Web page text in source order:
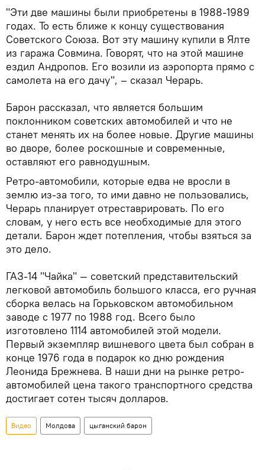
"Эти две машины были приобретены в 1988-1989
годах. То есть ближе к концу существования
Советского Союза. Вот эту машину купили в Ялте
из гаража Совмина. Говорят, что на этой машине
ездил Андропов. Его возили из аэропорта прямо с
самолета на его дачу", – сказал Черарь.
Барон рассказал, что является большим
поклонником советских автомобилей и что не
станет менять их на более новые. Другие машины
во дворе, более роскошные и современные,
оставляют его равнодушным.
Ретро-автомобили, которые едва не вросли в
землю из-за того, то ими давно не пользовались,
Черарь планирует отреставрировать. По его
словам, у него есть все необходимые для этого
детали. Барон ждет потепления, чтобы взяться за
это дело.
ГАЗ-14 "Чайка" — советский представительский
легковой автомобиль большого класса, его ручная
сборка велась на Горьковском автомобильном
заводе с 1977 по 1988 год. Всего было
изготовлено 1114 автомобилей этой модели.
Первый экземпляр вишневого цвета был собран в
конце 1976 года в подарок ко дню рождения
Леонида Брежнева. В наши дни на рынке ретро-
автомобилей цена такого транспортного средства
достигает сотен тысяч долларов.
Видео Молдова цыганский барон